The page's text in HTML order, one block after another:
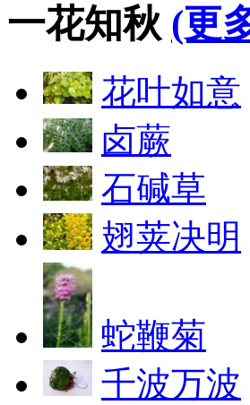
一花知秋 (更
花叶如意
卤蕨
石碱草
翅荚决明
蛇鞭菊
千波万波